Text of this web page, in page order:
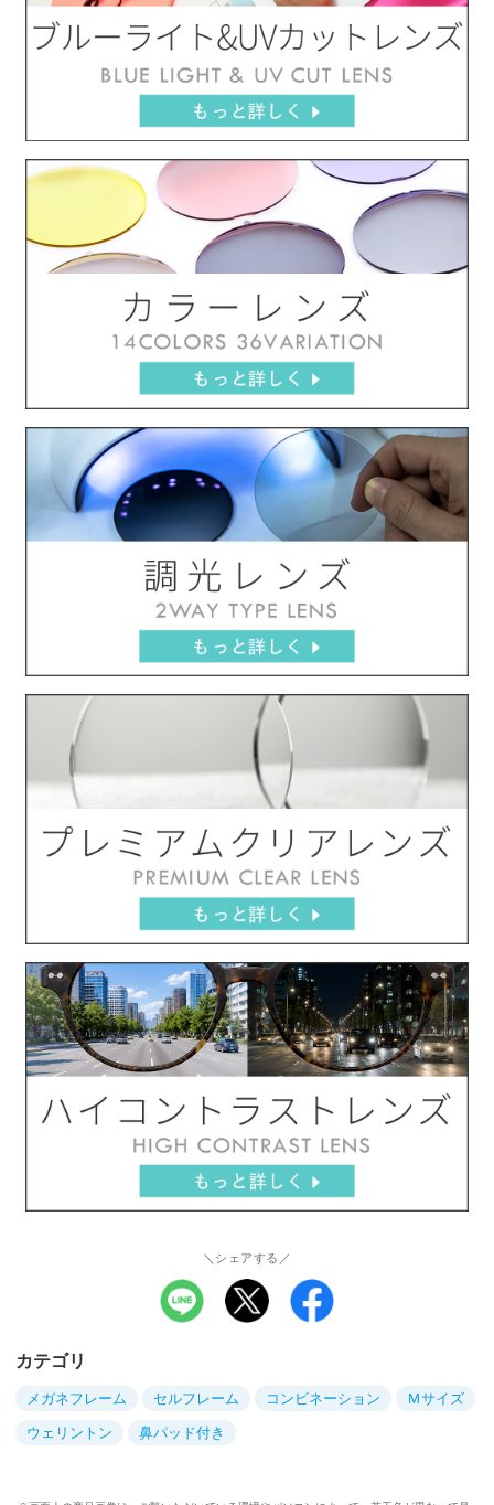
＼シェアする／
カテゴリ
メガネフレーム セルフレーム コンビネーション Ｍサイズ
ウェリントン 鼻パッド付き